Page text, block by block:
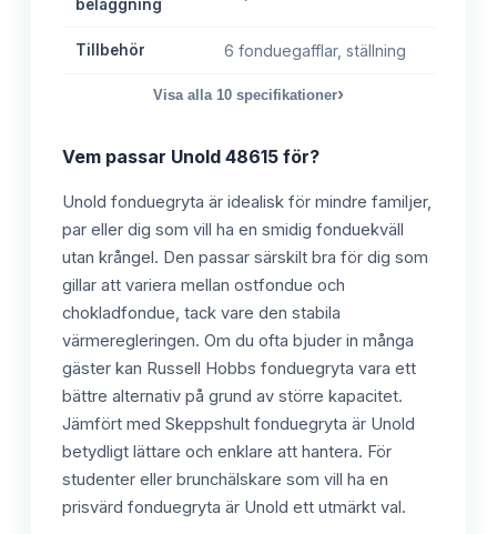
beläggning
Tillbehör 6 fonduegafflar, ställning
Visa alla 10 specifikationer›
Vem passar Unold 48615 för?
Unold fonduegryta är idealisk för mindre familjer,
par eller dig som vill ha en smidig fonduekväll
utan krångel. Den passar särskilt bra för dig som
gillar att variera mellan ostfondue och
chokladfondue, tack vare den stabila
värmeregleringen. Om du ofta bjuder in många
gäster kan Russell Hobbs fonduegryta vara ett
bättre alternativ på grund av större kapacitet.
Jämfört med Skeppshult fonduegryta är Unold
betydligt lättare och enklare att hantera. För
studenter eller brunchälskare som vill ha en
prisvärd fonduegryta är Unold ett utmärkt val.